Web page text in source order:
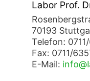
Labor Prof.
70193
Telefon:
Fax: 0711/
E-Mail: